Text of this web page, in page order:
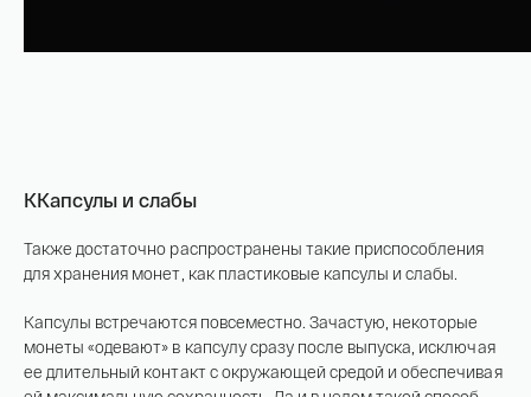
ККапсулы и слабы
Также достаточно распространены такие приспособления
для хранения монет, как пластиковые капсулы и слабы.
Капсулы встречаются повсеместно. Зачастую, некоторые
монеты «одевают» в капсулу сразу после выпуска, исключая
ее длительный контакт с окружающей средой и обеспечивая